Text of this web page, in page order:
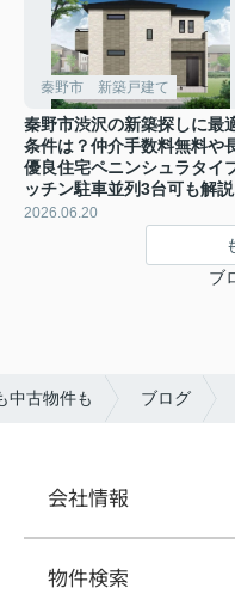
秦野市 新築戸建て
秦野市渋沢の新築探しに最
条件は？仲介手数料無料や
優良住宅ペニンシュラタイ
ッチン駐車並列3台可も解説
2026.06.20
ブ
中古物件も ブログ
会社情報
物件検索